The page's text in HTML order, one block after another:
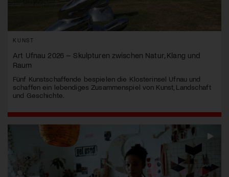
KUNST
Art Ufnau 2026 – Skulpturen zwischen Natur, Klang und
Raum
Fünf Kunstschaffende bespielen die Klosterinsel Ufnau und
schaffen ein lebendiges Zusammenspiel von Kunst, Landschaft
und Geschichte.